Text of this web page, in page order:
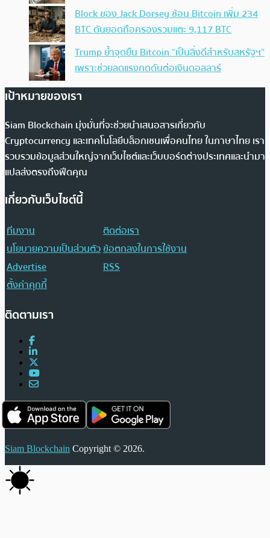
Block ของ Jack Dorsey ช้อน Bitcoin เพิ่ม 234
BTC ดันยอดถือครองรวมแตะ 9,117 BTC
Trump ย้ำจุดยืน Bitcoin “เป็นสิ่งดีสำหรับสหรัฐฯ”
เพราะช่วยลดแรงกดดันต่อเงินดอลลาร์
เป้าหมายของเรา
Siam Blockchain มุ่งมั่นที่จะช่วยนำเสนอสารเกี่ยวกับ
Cryptocurrency และเทคโนโลยีบล็อกเชนเพื่อคนไทย ในภาษาไทย เรา
รวบรวมข้อมูลส่วนใหญ่จากเว็บไซต์และเว็บบอร์ดต่างประเทศและนำมา
แปลส่งตรงถึงฟีดคุณ
เกี่ยวกับเว็บไซต์นี้
ทีมงาน
ติดต่อเรา
นโยบายความเป็นส่วนตัวข้อตกลงในการใช้งาน
Advertise
RSS
ตั้งค่าคุกกี้
ติดตามเรา
Siam Blockchain Copyright © 2026.